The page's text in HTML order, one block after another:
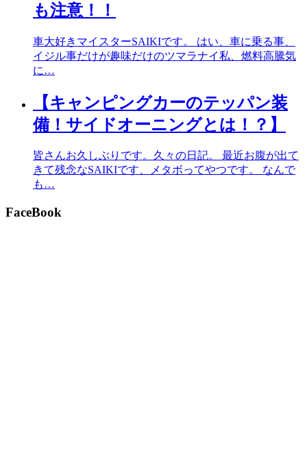
も注意！！
車大好きマイスターSAIKIです。 はい、車に乗る事、
イジル事だけが趣味だけのツマラナイ私、燃料高騰気
に…
【キャンピングカーのテッパン装
備！サイドオーニングとは！？】
皆さんお久しぶりです。久々の日記。 最近お腹が出て
きて残念なSAIKIです、メタボってやつです。 なんで
も…
FaceBook